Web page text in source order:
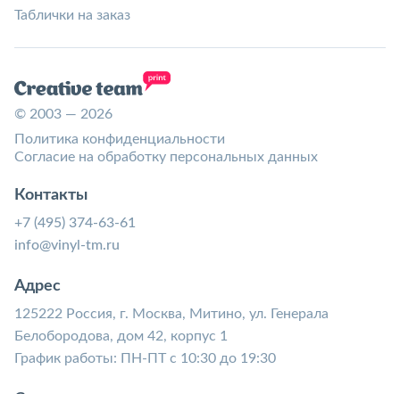
Таблички на заказ
© 2003 — 2026
Политика конфиденциальности
Согласие на обработку персональных данных
Контакты
+7 (495) 374-63-61
info@vinyl-tm.ru
Адрес
125222 Россия, г. Москва, Митино, ул. Генерала
Белобородова, дом 42, корпус 1
График работы: ПН-ПТ с 10:30 до 19:30